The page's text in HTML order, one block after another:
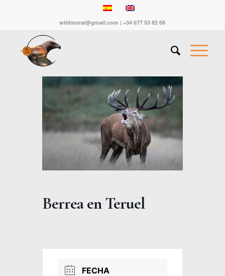
wildmoral@gmail.com | +34 677 53 82 68
Berrea en Teruel
FECHA